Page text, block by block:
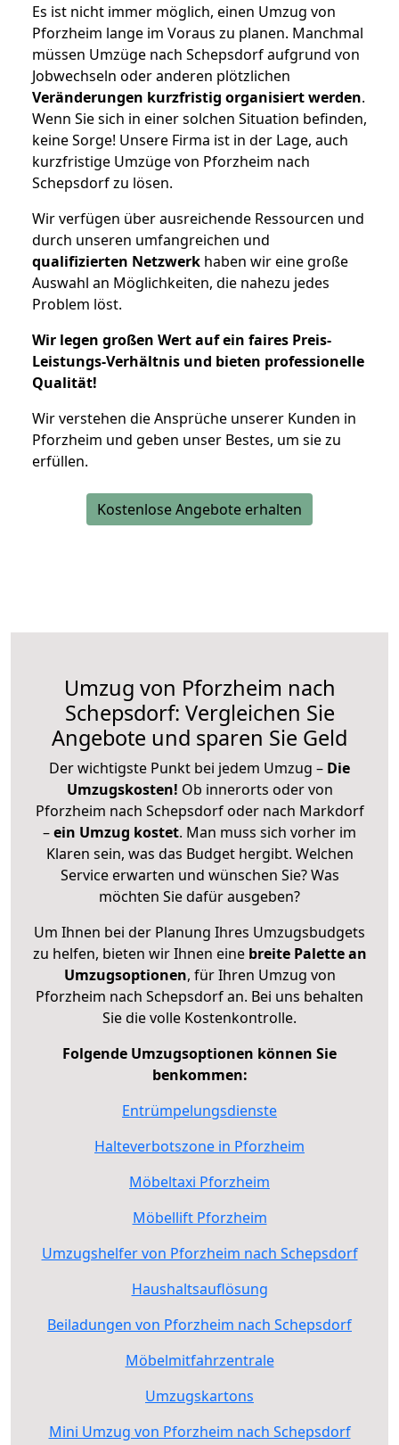
Es ist nicht immer möglich, einen Umzug von
Pforzheim lange im Voraus zu planen. Manchmal
müssen Umzüge nach Schepsdorf aufgrund von
Jobwechseln oder anderen plötzlichen
Veränderungen kurzfristig organisiert werden.
Wenn Sie sich in einer solchen Situation befinden,
keine Sorge! Unsere Firma ist in der Lage, auch
kurzfristige Umzüge von Pforzheim nach
Schepsdorf zu lösen.
Wir verfügen über ausreichende Ressourcen und
durch unseren umfangreichen und
qualifizierten Netzwerk haben wir eine große
Auswahl an Möglichkeiten, die nahezu jedes
Problem löst.
Wir legen großen Wert auf ein faires Preis-
Leistungs-Verhältnis und bieten professionelle
Qualität!
Wir verstehen die Ansprüche unserer Kunden in
Pforzheim und geben unser Bestes, um sie zu
erfüllen.
Kostenlose Angebote erhalten
Umzug von Pforzheim nach
Schepsdorf: Vergleichen Sie
Angebote und sparen Sie Geld
Der wichtigste Punkt bei jedem Umzug – Die
Umzugskosten! Ob innerorts oder von
Pforzheim nach Schepsdorf oder nach Markdorf
–ein Umzug kostet. Man muss sich vorher im
Klaren sein, was das Budget hergibt. Welchen
Service erwarten und wünschen Sie? Was
möchten Sie dafür ausgeben?
Um Ihnen bei der Planung Ihres Umzugsbudgets
zu helfen, bieten wir Ihnen eine breite Palette an
Umzugsoptionen, für Ihren Umzug von
Pforzheim nach Schepsdorf an. Bei uns behalten
Sie die volle Kostenkontrolle.
Folgende Umzugsoptionen können Sie
benkommen:
Entrümpelungsdienste
Halteverbotszone in Pforzheim
Möbeltaxi Pforzheim
Möbellift Pforzheim
Umzugshelfer von Pforzheim nach Schepsdorf
Haushaltsauflösung
Beiladungen von Pforzheim nach Schepsdorf
Möbelmitfahrzentrale
Umzugskartons
Mini Umzug von Pforzheim nach Schepsdorf